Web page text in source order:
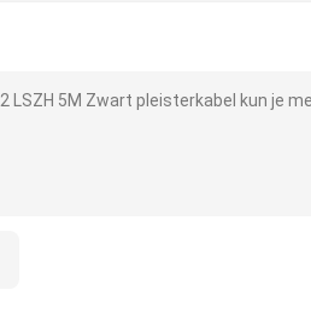
LSZH 5M Zwart pleisterkabel kun je